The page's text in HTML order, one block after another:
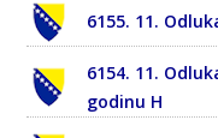
6155. 11.
6154. 11.
godinu H